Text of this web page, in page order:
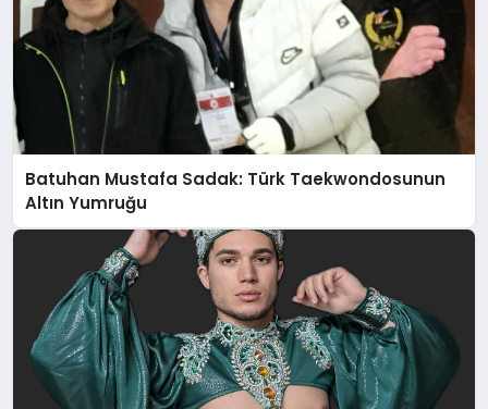
Batuhan Mustafa Sadak: Türk Taekwondosunun
Altın Yumruğu